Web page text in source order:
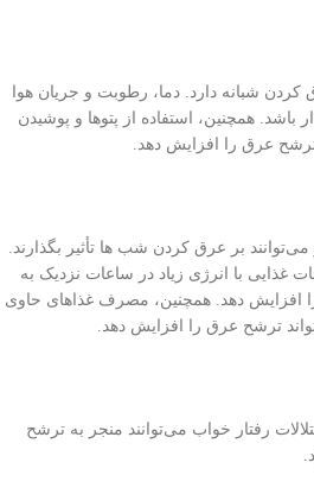
شبانه دارد. دما، رطوبت و جریان هوا
باشد. همچنین، استفاده از پتو‌ها و پوشیدن
عرق را افزایش دهد.
بر عرق کردن شب ها تأثیر بگذارند.
با انرژی زیاد در ساعات نزدیک به
دهد. همچنین، مصرف غذاهای حاوی
ترشح عرق را افزایش دهد.
رفتار خواب می‌توانند منجر به ترشح